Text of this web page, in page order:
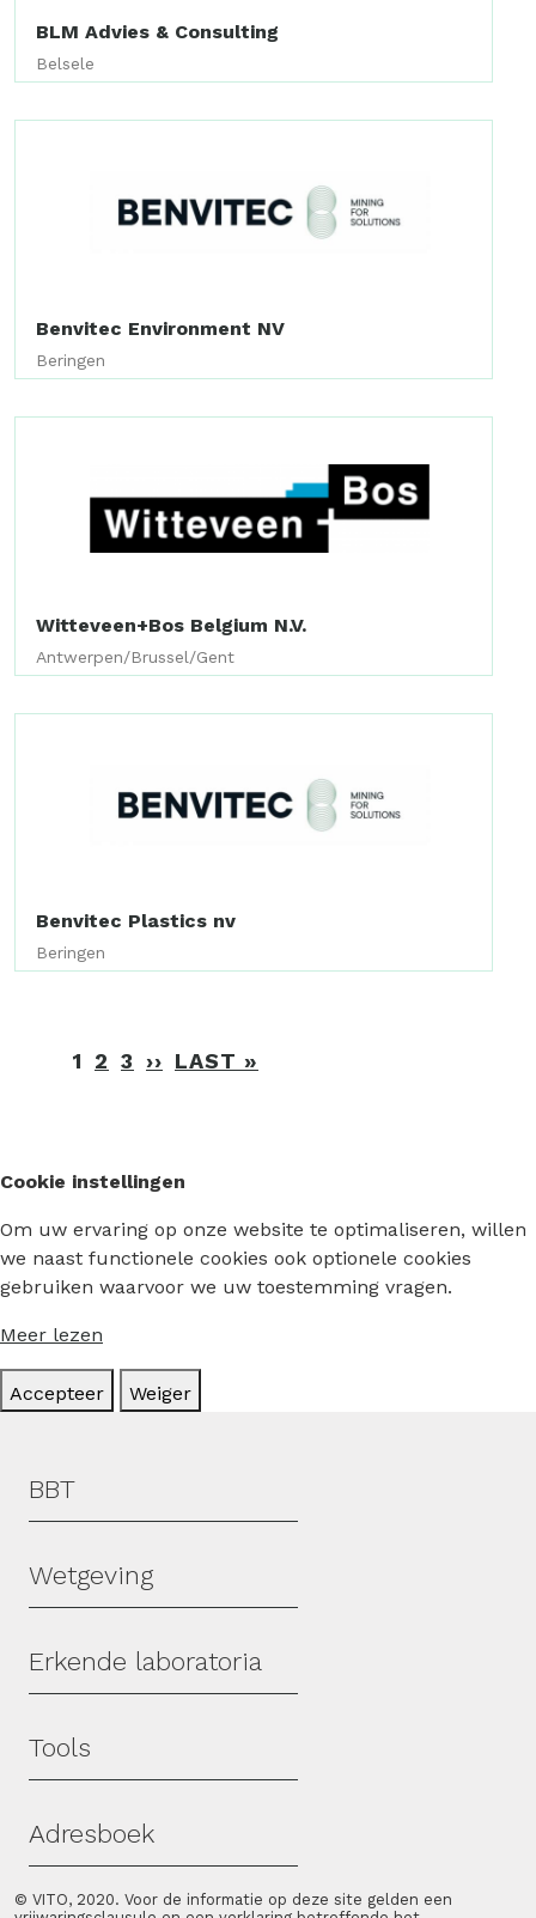
BLM Advies & Consulting
Belsele
Benvitec Environment NV
Beringen
Witteveen+Bos Belgium N.V.
Antwerpen/Brussel/Gent
Benvitec Plastics nv
Beringen
Paginering
1 2 3 ›› VOLGENDE
LAST »
Cookie instellingen
Om uw ervaring op onze website te optimaliseren, willen
we naast functionele cookies ook optionele cookies
gebruiken waarvoor we uw toestemming vragen.
Meer lezen
Accepteer Weiger
Hoofdmenu
BBT
Wetgeving
Erkende laboratoria
Tools
Adresboek
© VITO, 2020. Voor de informatie op deze site gelden een